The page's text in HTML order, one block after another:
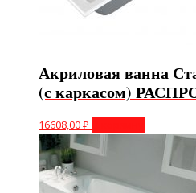
Акриловая ванна
(с каркасом)
16608,00₽